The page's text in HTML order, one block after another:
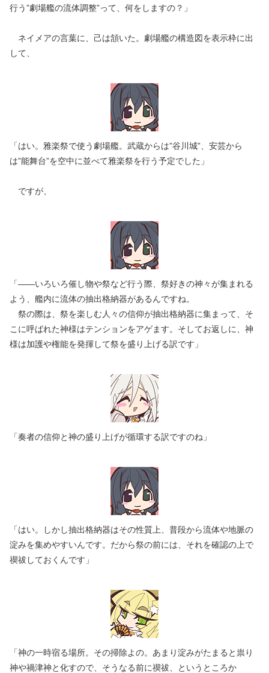
行う”劇場艦の流体調整”って、何をしますの？」
ネイメアの言葉に、己は頷いた。劇場艦の構造図を表示枠に出
して、
「はい。雅楽祭で使う劇場艦。武蔵からは”谷川城”、安芸から
は”能舞台”を空中に並べて雅楽祭を行う予定でした」
ですが、
「――いろいろ催し物や祭など行う際、祭好きの神々が集まれる
よう、艦内に流体の抽出格納器があるんですね。
祭の際は、祭を楽しむ人々の信仰が抽出格納器に集まって、そ
こに呼ばれた神様はテンションをアゲます。そしてお返しに、神
様は加護や権能を発揮して祭を盛り上げる訳です」
「奏者の信仰と神の盛り上げが循環する訳ですのね」
「はい。しかし抽出格納器はその性質上、普段から流体や地脈の
淀みを集めやすいんです。だから祭の前には、それを確認の上で
禊祓しておくんです」
「神の一時宿る場所。その掃除よの。あまり淀みがたまると祟り
神や禍津神と化すので、そうなる前に禊祓、というところか